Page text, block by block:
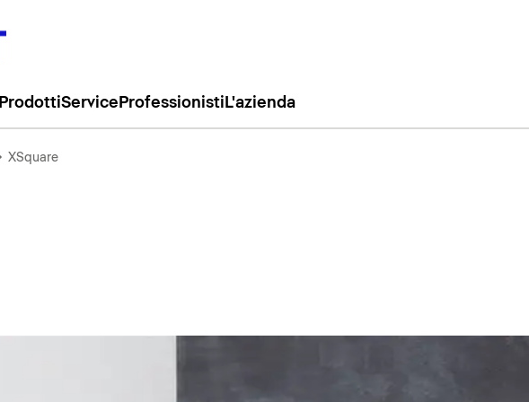
ProdottiService Professionisti L'azienda
XSquare